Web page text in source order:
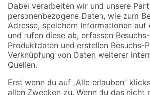
Zahlungsarten
Sicher einkaufen